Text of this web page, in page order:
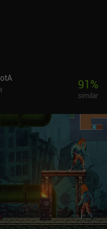
si buscas un metroidvania
91%
similar